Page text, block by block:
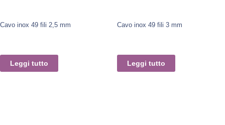
Cavo inox 49 fili 2,5 mm
Leggi tutto
Cavo inox 49 fili 3 mm
Leggi tutto